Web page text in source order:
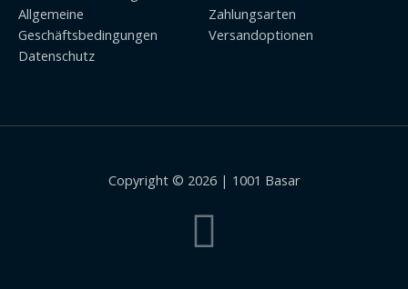
Allgemeine
Geschäftsbedingungen
Datenschutz
Zahlungsarten
Versandoptionen
Copyright © 2026 | 1001 Basar